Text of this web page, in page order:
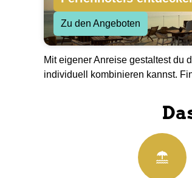
4.8
80.2 %
116 Bewertungen
Ferienhotels entdecken